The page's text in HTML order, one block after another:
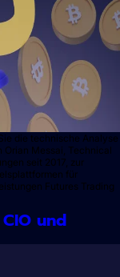
die technische Analyse
Orian Messai, Technical
seit 2017, zur
für
Futures Trading
und